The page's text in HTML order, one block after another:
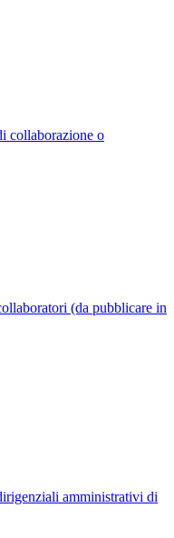
collaborazione o
(da pubblicare in
amministrativi di